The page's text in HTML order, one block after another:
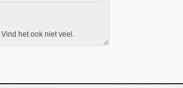
het ook niet veel.